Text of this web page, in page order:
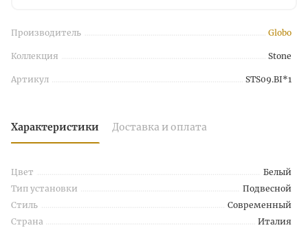
Производитель Globo
Коллекция Stone
Артикул STS09.BI*1
Характеристики Доставка и оплата
Цвет
Белый
Тип установки
Подвесной
Стиль
Современный
Страна
Италия